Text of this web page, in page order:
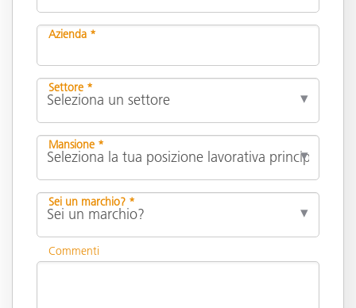
Azienda *
Settore *
Mansione *
Sei un marchio? *
Commenti